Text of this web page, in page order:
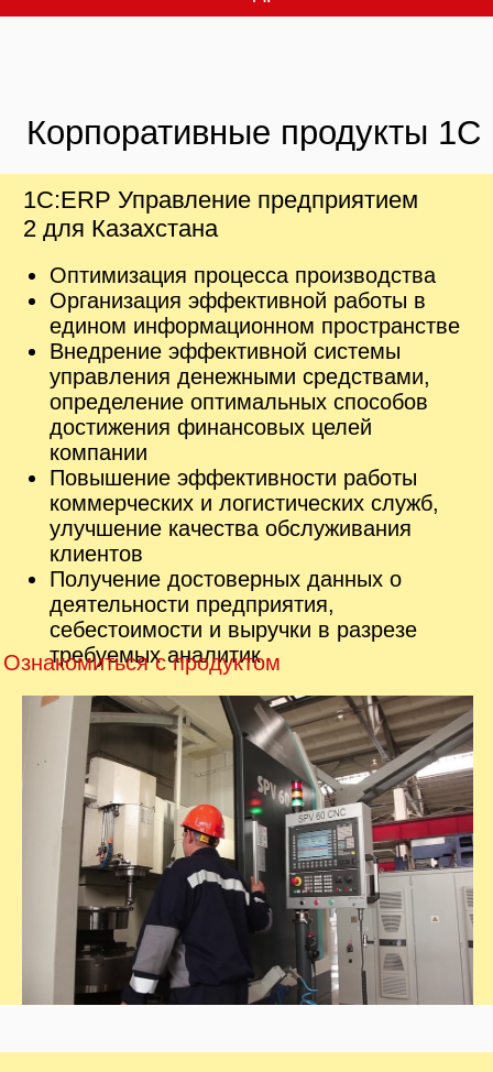
1С:Управление холдингом для Казахстана
Ознакомиться с продуктом
Комплексная автоматизация
управляющих компаний холдингов
Управленческий и фискальный учёт
Глубокая проработка учёта и отчётности
по МСФО
Высокая вариативность в подходах к
бюджетированию и лимитированию
расходов
Минимальные сроки внедрения и
совокупная стоимость владения
Автоматизация делопроизводства и
документооборота коммерческих
предприятий или государственных
учреждений
Задачи учёта документов
сотрудников
Контроль исполнительской дисциплины
и анализ состояния дел
КОРП для Казахстана
Ознакомиться с продуктом